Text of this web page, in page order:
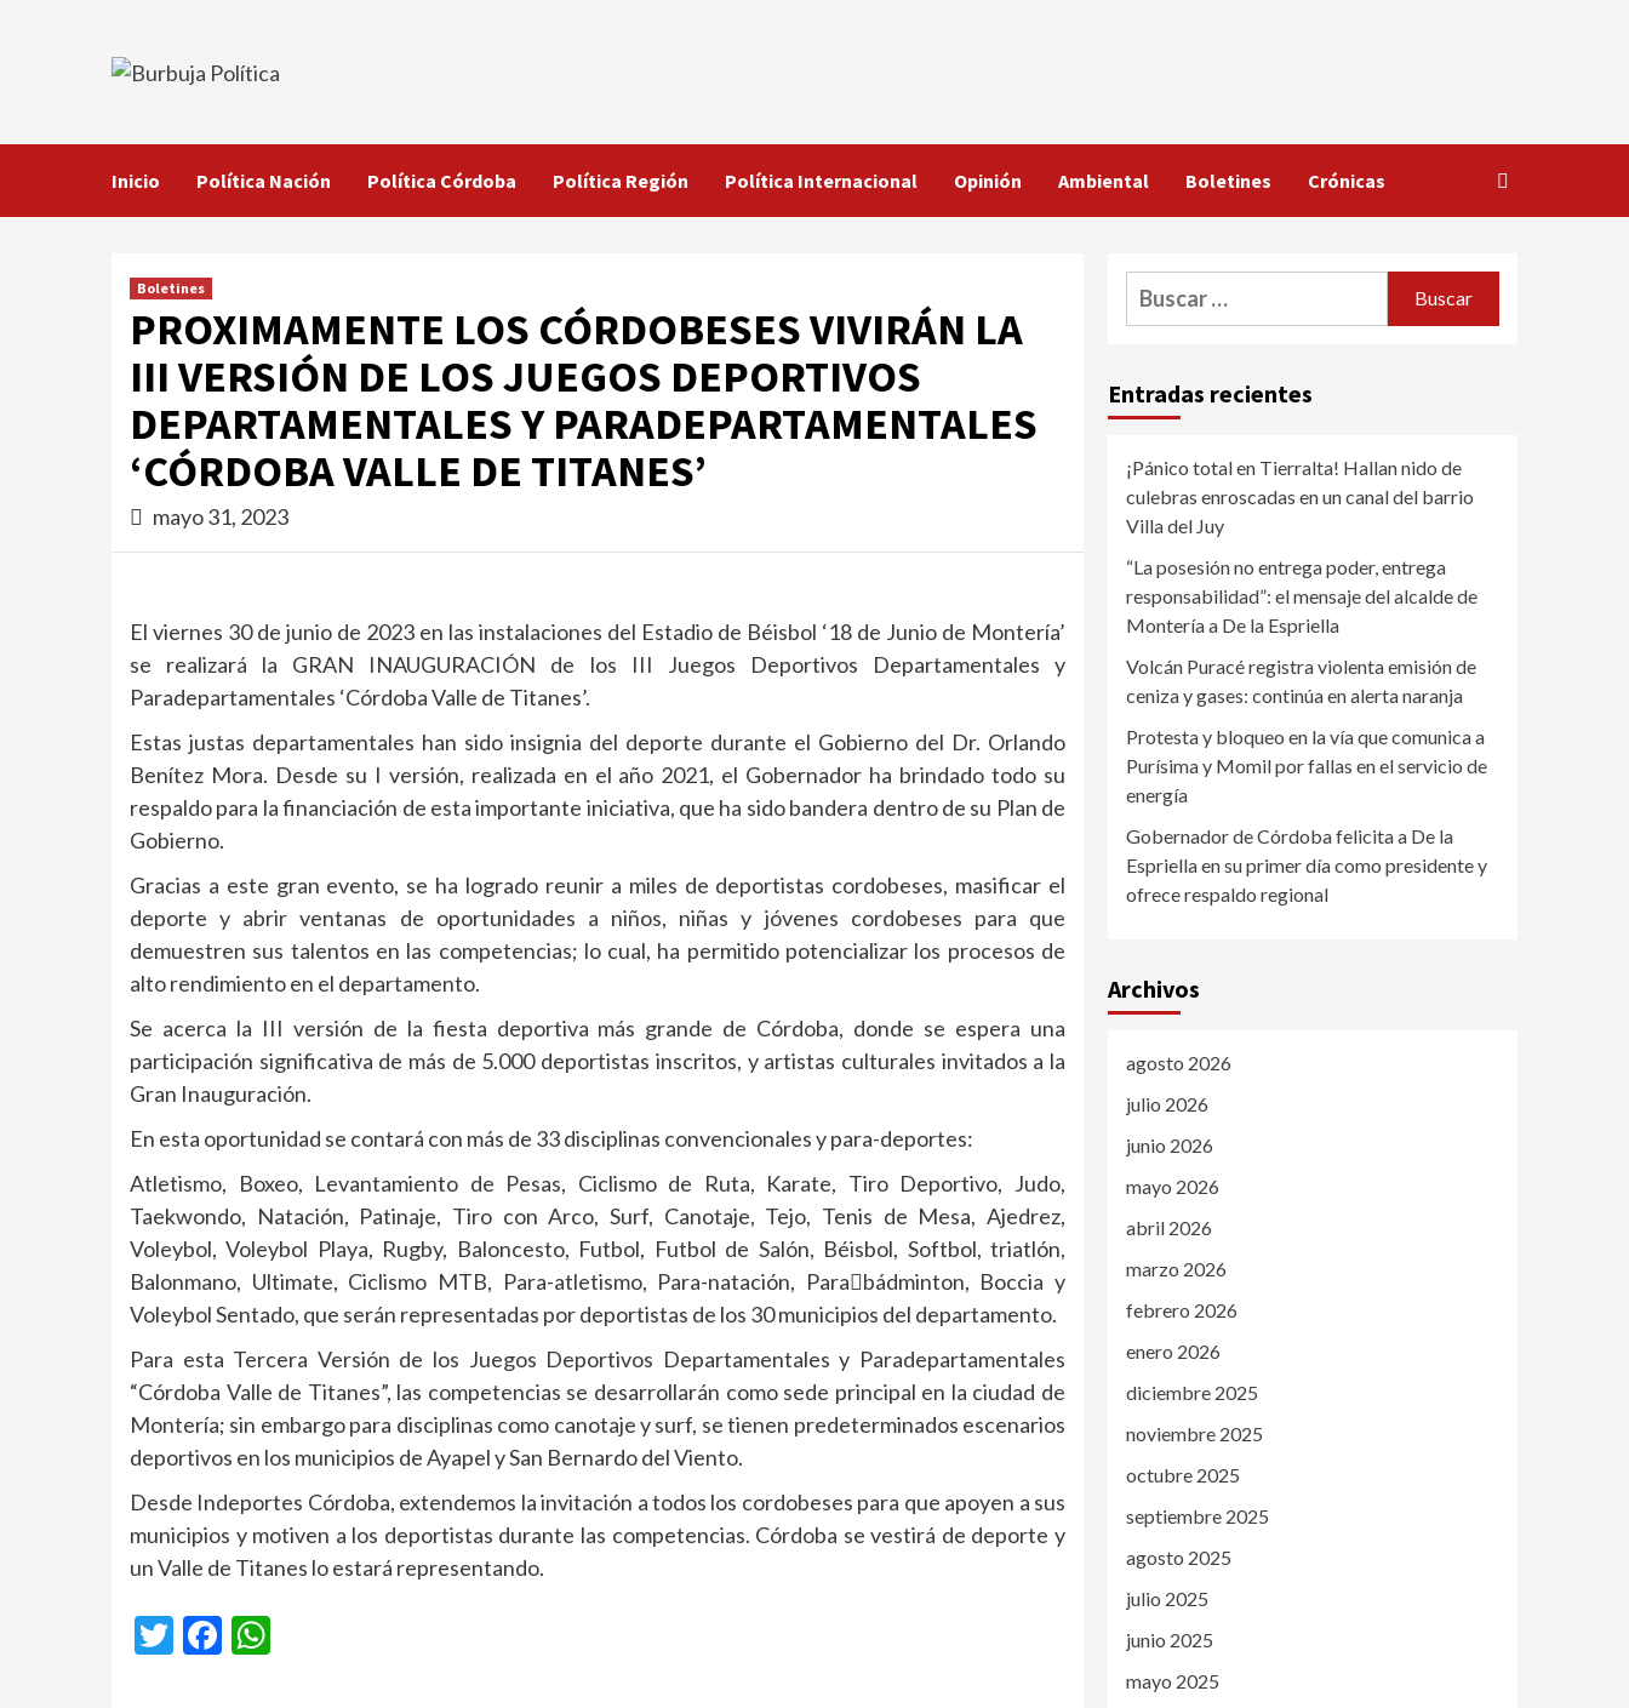
Inicio Política Nación Política Córdoba Política Región Política Internacional Opinión Ambiental Boletines Crónicas
Boletines
PROXIMAMENTE LOS CÓRDOBESES VIVIRÁN LA
III VERSIÓN DE LOS JUEGOS DEPORTIVOS
DEPARTAMENTALES Y PARADEPARTAMENTALES
‘CÓRDOBA VALLE DE TITANES’
mayo 31, 2023
El viernes 30 de junio de 2023 en las instalaciones del Estadio de Béisbol ‘18 de Junio de Montería’
se realizará la GRAN INAUGURACIÓN de los III Juegos Deportivos Departamentales y
Paradepartamentales ‘Córdoba Valle de Titanes’.
Estas justas departamentales han sido insignia del deporte durante el Gobierno del Dr. Orlando
Benítez Mora. Desde su I versión, realizada en el año 2021, el Gobernador ha brindado todo su
respaldo para la financiación de esta importante iniciativa, que ha sido bandera dentro de su Plan de
Gobierno.
Gracias a este gran evento, se ha logrado reunir a miles de deportistas cordobeses, masificar el
deporte y abrir ventanas de oportunidades a niños, niñas y jóvenes cordobeses para que
demuestren sus talentos en las competencias; lo cual, ha permitido potencializar los procesos de
alto rendimiento en el departamento.
Se acerca la III versión de la fiesta deportiva más grande de Córdoba, donde se espera una
participación significativa de más de 5.000 deportistas inscritos, y artistas culturales invitados a la
Gran Inauguración.
En esta oportunidad se contará con más de 33 disciplinas convencionales y para-deportes:
Atletismo, Boxeo, Levantamiento de Pesas, Ciclismo de Ruta, Karate, Tiro Deportivo, Judo,
Taekwondo, Natación, Patinaje, Tiro con Arco, Surf, Canotaje, Tejo, Tenis de Mesa, Ajedrez,
Voleybol, Voleybol Playa, Rugby, Baloncesto, Futbol, Futbol de Salón, Béisbol, Softbol, triatlón,
Balonmano, Ultimate, Ciclismo MTB, Para-atletismo, Para-natación, Para￾bádminton, Boccia y
Voleybol Sentado, que serán representadas por deportistas de los 30 municipios del departamento.
Para esta Tercera Versión de los Juegos Deportivos Departamentales y Paradepartamentales
“Córdoba Valle de Titanes”, las competencias se desarrollarán como sede principal en la ciudad de
Montería; sin embargo para disciplinas como canotaje y surf, se tienen predeterminados escenarios
deportivos en los municipios de Ayapel y San Bernardo del Viento.
Desde Indeportes Córdoba, extendemos la invitación a todos los cordobeses para que apoyen a sus
municipios y motiven a los deportistas durante las competencias. Córdoba se vestirá de deporte y
un Valle de Titanes lo estará representando.
TwitterFacebook
Buscar:
Entradas recientes
¡Pánico total en Tierralta! Hallan nido de
culebras enroscadas en un canal del barrio
Villa del Juy
“La posesión no entrega poder, entrega
responsabilidad”: el mensaje del alcalde de
Montería a De la Espriella
Volcán Puracé registra violenta emisión de
ceniza y gases: continúa en alerta naranja
Protesta y bloqueo en la vía que comunica a
Purísima y Momil por fallas en el servicio de
energía
Gobernador de Córdoba felicita a De la
Espriella en su primer día como presidente y
ofrece respaldo regional
Archivos
agosto 2026
julio 2026
junio 2026
mayo 2026
abril 2026
marzo 2026
febrero 2026
enero 2026
diciembre 2025
noviembre 2025
octubre 2025
septiembre 2025
agosto 2025
julio 2025
junio 2025
mayo 2025